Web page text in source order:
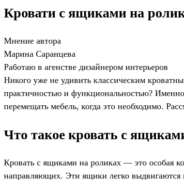
Кровати с ящиками на
Мнение автора
Марина Саранцева
Работаю в агенстве дизайнером интерьеров
Никого уже не удивить классическим
практичностью и функциональностью?
перемещать мебель, когда это необходимо.
Что такое кровать с
Кровать с ящиками на роликах — это особая
направляющих. Эти ящики легко выдвигаются